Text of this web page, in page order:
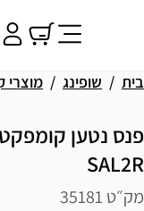
בית שופינג מוצרי
פנס נטען
SAL2R
מק״ט 35181